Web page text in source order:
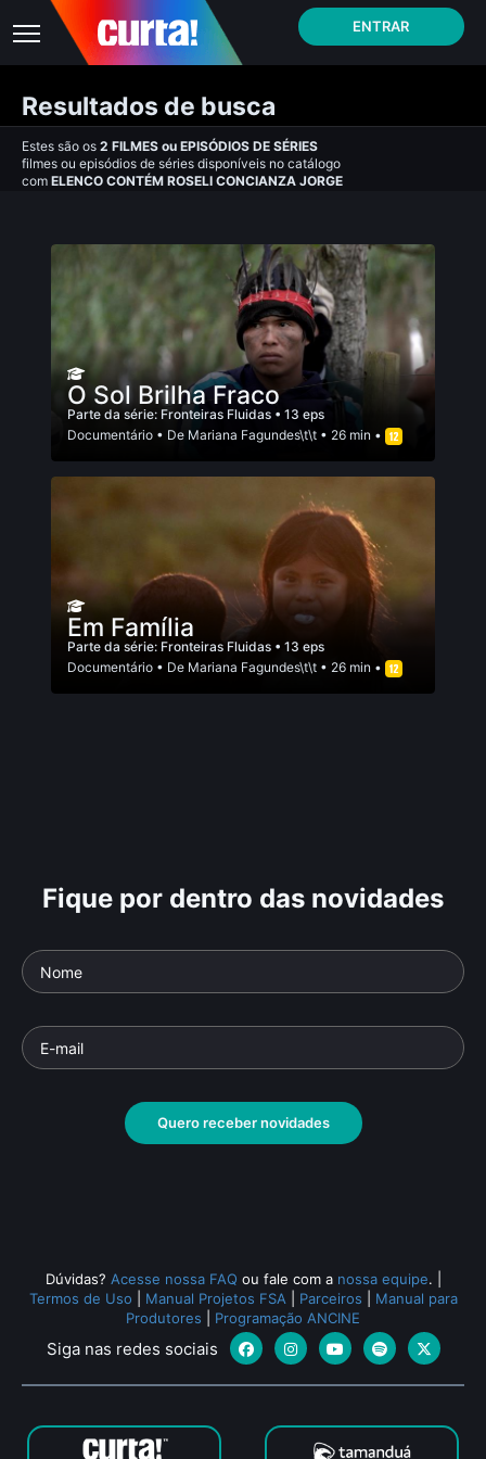
ENTRAR
Resultados de busca
Estes são os 2 FILMES ou EPISÓDIOS DE SÉRIES
filmes ou episódios de séries disponíveis no catálogo
com ELENCO CONTÉM ROSELI CONCIANZA JORGE
O Sol Brilha Fraco
Parte da série: Fronteiras Fluidas • 13 eps
Documentário • De Mariana Fagundes\t\t • 26 min •
Em Família
Parte da série: Fronteiras Fluidas • 13 eps
Documentário • De Mariana Fagundes\t\t • 26 min •
Fique por dentro das novidades
Quero receber novidades
Dúvidas? Acesse nossa FAQ ou fale com a nossa equipe.
Termos de Uso
Manual Projetos FSA Parceiros
Manual para
Produtores
Programação ANCINE
Siga nas redes sociais